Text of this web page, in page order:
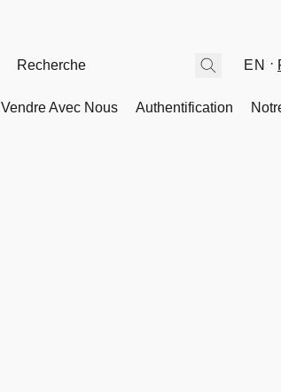
EN
Vendre Avec Nous Authentification